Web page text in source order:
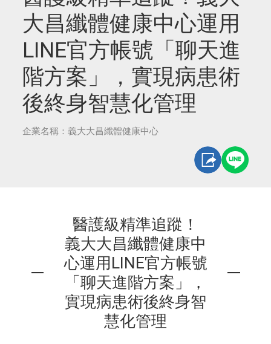
大昌纖體健康中心運用
LINE官方帳號「聊天進
階方案」，實現病患術
後終身智慧化管理
企業名稱：義大大昌纖體健康中心
醫護級精準追蹤！
義大大昌纖體健康中
心運用LINE官方帳號
「聊天進階方案」，
實現病患術後終身智
慧化管理